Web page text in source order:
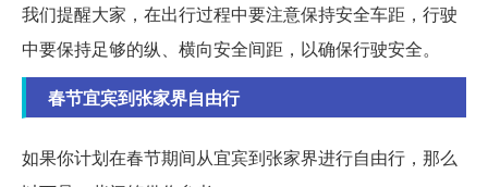
我们提醒大家，在出行过程中要注意保持安全车距，行驶
中要保持足够的纵、横向安全间距，以确保行驶安全。
春节宜宾到张家界自由行
如果你计划在春节期间从宜宾到张家界进行自由行，那么